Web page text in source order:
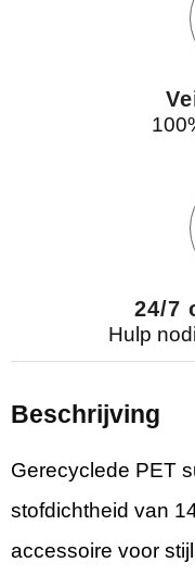
24/7
Hulp
Beschrijving
Gerecyclede PET
stofdichtheid van
accessoire voor